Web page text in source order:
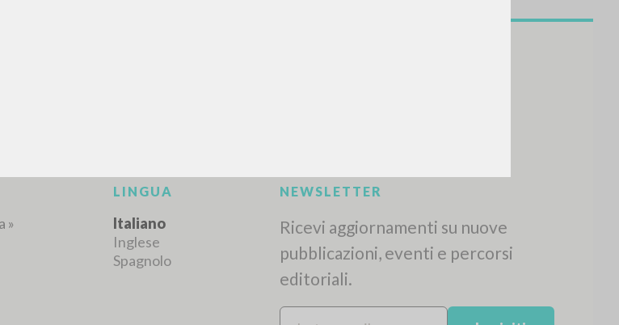
LINGUA NEWSLETTER
Ricevi aggiornamenti su nuove